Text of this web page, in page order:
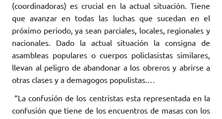
(coordinadoras) es crucial en la actual situación. Tiene
que avanzar en todas las luchas que sucedan en el
próximo periodo, ya sean parciales, locales, regionales y
nacionales. Dado la actual situación la consigna de
asambleas populares o cuerpos policlasistas similares,
llevan al peligro de abandonar a los obreros y abrirse a
otras clases y a demagogos populistas.…
“La confusión de los centristas esta representada en la
confusión que tiene de los encuentros de masas con los